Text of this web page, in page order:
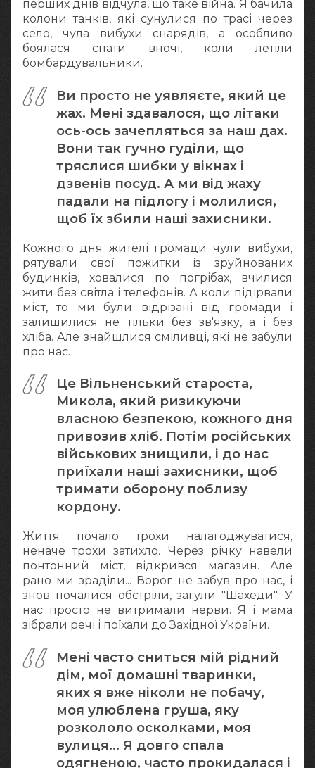
перших днів відчула, що таке війна. Я бачила
колони танків, які сунулися по трасі через
село, чула вибухи снарядів, а особливо
боялася спати вночі, коли летіли
бомбардувальники.
Ви просто не уявляєте, який це
жах. Мені здавалося, що літаки
ось-ось зачепляться за наш дах.
Вони так гучно гуділи, що
тряслися шибки у вікнах і
дзвенів посуд. А ми від жаху
падали на підлогу і молилися,
щоб їх збили наші захисники.
Кожного дня жителі громади чули вибухи,
рятували свої пожитки із зруйнованих
будинків, ховалися по погрібах, вчилися
жити без світла і телефонів. А коли підірвали
міст, то ми були відрізані від громади і
залишилися не тільки без зв'язку, а і без
хліба. Але знайшлися сміливці, які не забули
про нас.
Це Вільненський староста,
Микола, який ризикуючи
власною безпекою, кожного дня
привозив хліб. Потім російських
військових знищили, і до нас
приїхали наші захисники, щоб
тримати оборону поблизу
кордону.
Життя почало трохи налагоджуватися,
неначе трохи затихло. Через річку навели
понтонний міст, відкрився магазин. Але
рано ми зраділи... Ворог не забув про нас, і
знов почалися обстріли, загули "Шахеди". У
нас просто не витримали нерви. Я і мама
зібрали речі і поїхали до Західної України.
Мені часто сниться мій рідний
дім, мої домашні тваринки,
яких я вже ніколи не побачу,
моя улюблена груша, яку
розкололо осколками, моя
вулиця... Я довго спала
одягненою, часто прокидалася і